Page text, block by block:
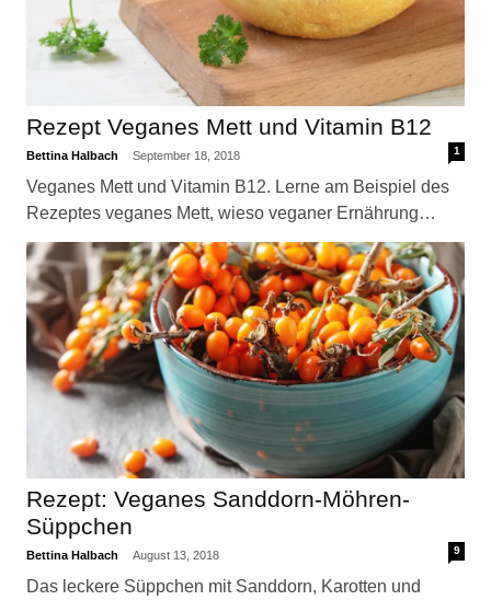
Rezept Veganes Mett und Vitamin B12
Bettina Halbach September 18, 2018 1
Veganes Mett und Vitamin B12. Lerne am Beispiel des
Rezeptes veganes Mett, wieso veganer Ernährung…
Rezept: Veganes Sanddorn-Möhren-
Süppchen
Bettina Halbach August 13, 2018 9
Das leckere Süppchen mit Sanddorn, Karotten und